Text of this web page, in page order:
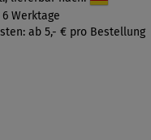
Werktage
ab 5,- € pro Bestellung